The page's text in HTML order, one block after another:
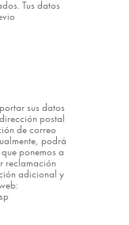
Tus datos
sus datos
postal
de correo
podrá
ponemos a
reclamación
adicional y